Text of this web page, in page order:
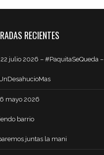
RECIENTES
julio 2026 – #PaquitaSeQueda –
mayo 2026
barrio
juntas la mani